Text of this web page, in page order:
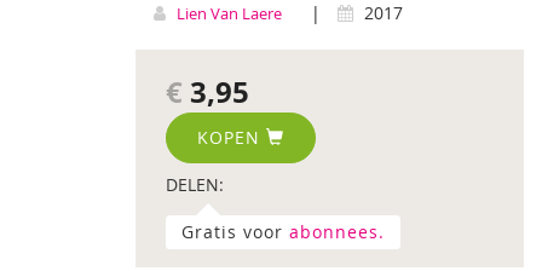
Lien Van Laere | 2017
€ 3,95
KOPEN
DELEN:
Gratis voor abonnees.